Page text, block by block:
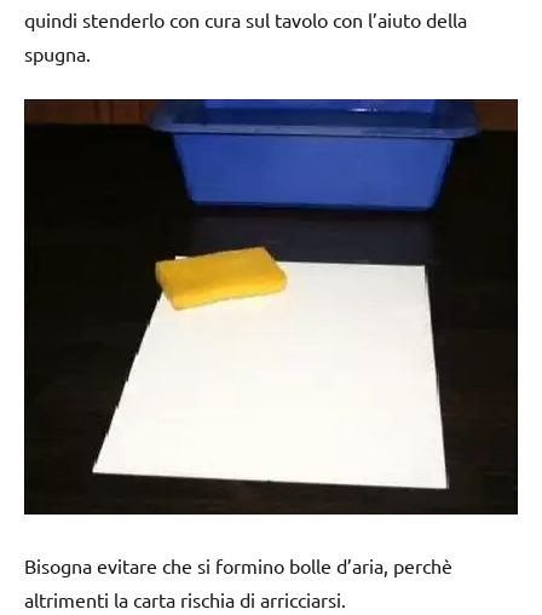
quindi stenderlo con cura sul tavolo con l’aiuto della
spugna.
Bisogna evitare che si formino bolle d’aria, perchè
altrimenti la carta rischia di arricciarsi.